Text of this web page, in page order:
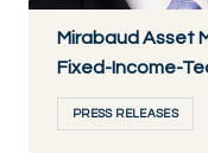
Mirabaud Asset
Fixed-Income-
PRESS RELEASES